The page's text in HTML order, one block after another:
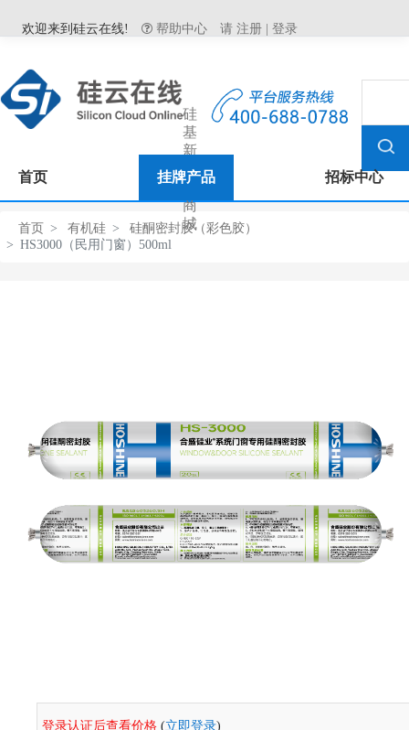
欢迎来到硅云在线! 帮助中心 请 注册 登录
硅
基
新
材
料
商
城
首页 挂牌产品 招标中心
首页 有机硅
硅酮密封胶（彩色胶）
HS3000（民用门窗）500ml
登录认证后查看价格 (立即登录)